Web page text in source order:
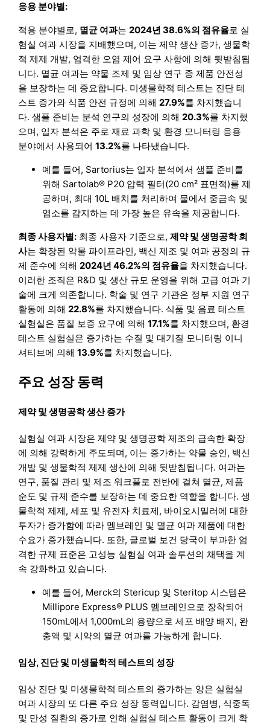
응용 분야별:
적용 분야별로, 멸균 여과는2024년 38.6%의 점유율로 실
험실 여과 시장을 지배했으며, 이는 제약 생산 증가, 생물학
적 제제 개발, 엄격한 오염 제어 요구 사항에 의해 뒷받침됩
니다. 멸균 여과는 약물 조제 및 임상 연구 중 제품 안전성
을 보장하는 데 중요합니다. 미생물학적 테스트는 진단 테
스트 증가와 식품 안전 규정에 의해27.9%를 차지했습니
다. 샘플 준비는 분석 연구의 성장에 의해20.3%를 차지했
으며, 입자 분석은 주로 재료 과학 및 환경 모니터링 응용
분야에서 사용되어13.2%를 나타냈습니다.
예를 들어, Sartorius는 입자 분석에서 샘플 준비를
위해 Sartolab® P20 압력 필터(20 cm² 표면적)를 제
공하며, 최대 10L 배치를 처리하여 물에서 중금속 및
염소를 감지하는 데 가장 높은 유속을 제공합니다.
최종 사용자별: 최종 사용자 기준으로,제약 및 생명공학 회
사는 확장된 약물 파이프라인, 백신 제조 및 여과 공정의 규
제 준수에 의해2024년 46.2%의 점유율을 차지했습니다.
이러한 조직은 R&D 및 생산 규모 운영을 위해 고급 여과 기
술에 크게 의존합니다. 학술 및 연구 기관은 정부 지원 연구
활동에 의해22.8%를 차지했습니다. 식품 및 음료 테스트
실험실은 품질 보증 요구에 의해17.1%를 차지했으며, 환경
테스트 실험실은 증가하는 수질 및 대기질 모니터링 이니
셔티브에 의해13.9%를 차지했습니다.
주요 성장 동력
제약 및 생명공학 생산 증가
실험실 여과 시장은 제약 및 생명공학 제조의 급속한 확장
에 의해 강력하게 주도되며, 이는 증가하는 약물 승인, 백신
개발 및 생물학적 제제 생산에 의해 뒷받침됩니다. 여과는
연구, 품질 관리 및 제조 워크플로 전반에 걸쳐 멸균, 제품
순도 및 규제 준수를 보장하는 데 중요한 역할을 합니다. 생
물학적 제제, 세포 및 유전자 치료제, 바이오시밀러에 대한
투자가 증가함에 따라 멤브레인 및 멸균 여과 제품에 대한
수요가 증가했습니다. 또한, 글로벌 보건 당국이 부과한 엄
격한 규제 표준은 고성능 실험실 여과 솔루션의 채택을 계
속 강화하고 있습니다.
예를 들어, Merck의 Stericup 및 Steritop 시스템은
Millipore Express® PLUS 멤브레인으로 장착되어
150mL에서 1,000mL의 용량으로 세포 배양 배지, 완
충액 및 시약의 멸균 여과를 가능하게 합니다.
임상, 진단 및 미생물학적 테스트의 성장
임상 진단 및 미생물학적 테스트의 증가하는 양은 실험실
여과 시장의 또 다른 주요 성장 동력입니다. 감염병, 식중독
및 만성 질환의 증가로 인해 실험실 테스트 활동이 크게 확